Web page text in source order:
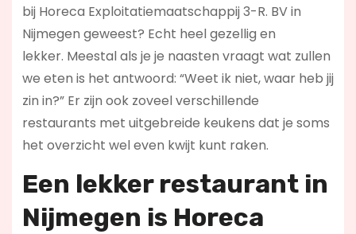
bij Horeca Exploitatiemaatschappij 3-R. BV in
Nijmegen geweest? Echt heel gezellig en
lekker. Meestal als je je naasten vraagt wat zullen
we eten is het antwoord: “Weet ik niet, waar heb jij
zin in?” Er zijn ook zoveel verschillende
restaurants met uitgebreide keukens dat je soms
het overzicht wel even kwijt kunt raken.
Een lekker restaurant in
Nijmegen is Horeca